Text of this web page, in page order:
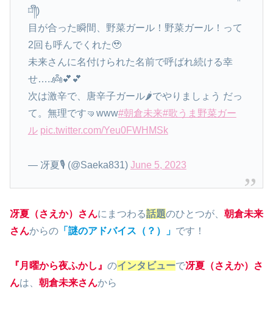
⌑༎ຶ)
目が合った瞬間、野菜ガール！野菜ガール！って
2回も呼んでくれた🥹
未来さんに名付けられた名前で呼ばれ続ける幸
せ…..👼💕💕
次は激辛で、唐辛子ガール🌶でやりましょう だっ
て。無理です🤜www#朝倉未来#歌うま野菜ガー
ル pic.twitter.com/Yeu0FWHMSk
— 冴夏🎙 (@Saeka831) June 5, 2023
冴夏（さえか）さんにまつわる話題のひとつが、 朝倉未来
さんからの 「謎のアドバイス（？）」 です！
『月曜から夜ふかし』 のインタビューで冴夏（さえか）さ
んは、 朝倉未来さんから